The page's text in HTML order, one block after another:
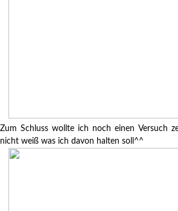
Zum Schluss wollte ich noch einen Versuch
nicht weiß was ich davon halten soll^^